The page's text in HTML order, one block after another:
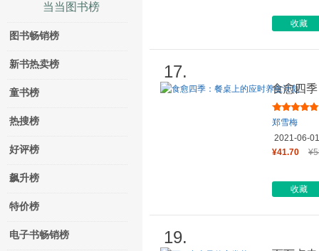
当当图书榜
图书畅销榜
新书热卖榜
童书榜
热搜榜
好评榜
飙升榜
特价榜
电子书畅销榜
收藏
17.
食愈四
郑雪梅
2021-06-01
¥41.70
收藏
19.